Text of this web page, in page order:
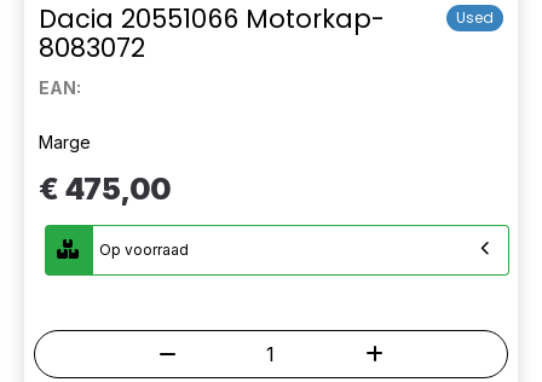
Dacia 20551066 Motorkap-
8083072
Used
EAN:
Marge
€ 475,00
Op voorraad